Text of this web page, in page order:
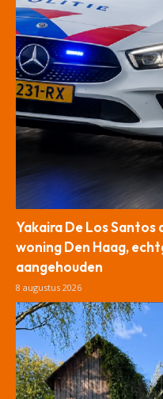
Yakaira De Los
woning Den Haag,
aangehouden
8 augustus 2026